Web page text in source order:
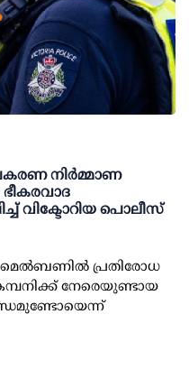
നിര്‍മ്മാണ
വിക്ടോറിയ പൊലീസ്
പ്രതിരോധ
നേരെയുണ്ടായ